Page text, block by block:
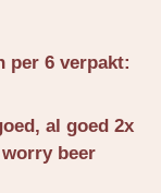
per 6 verpakt:
al goed 2x
beer